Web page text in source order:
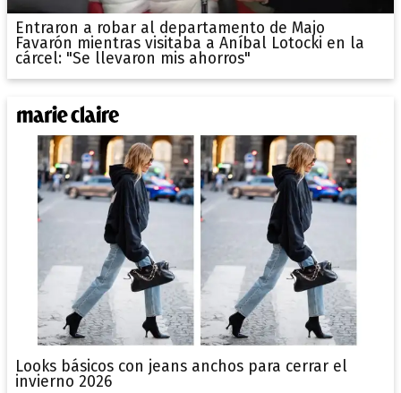
Entraron a robar al departamento de Majo
Favarón mientras visitaba a Aníbal Lotocki en la
cárcel: "Se llevaron mis ahorros"
Looks básicos con jeans anchos para cerrar el
invierno 2026